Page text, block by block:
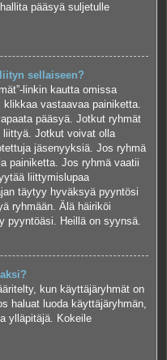
pääsyä suljetulle
sellaiseen?
linkin kautta omissa
vastaavaa painiketta.
pääsyä. Jotkut ryhmät
liittyä. Jotkut voivat olla
jäsenyyksiä. Jos ryhmä
painiketta. Jos ryhmä vaatii
liittymislupaa
täytyy hyväksyä pyyntösi
ryhmään. Älä häiriköi
pyyntöäsi. Heillä on syynsä.
kun käyttäjäryhmät on
haluat luoda käyttäjäryhmän,
ylläpitäjä. Kokeile